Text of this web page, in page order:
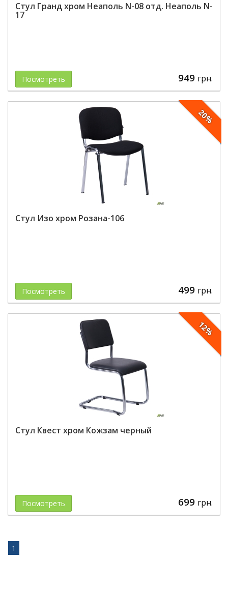
Стул Гранд хром Неаполь N-08 отд. Неаполь N-
17
Посмотреть 949 грн.
20%
Стул Изо хром Розана-106
Посмотреть 499 грн.
12%
Стул Квест хром Кожзам черный
Посмотреть 699 грн.
1